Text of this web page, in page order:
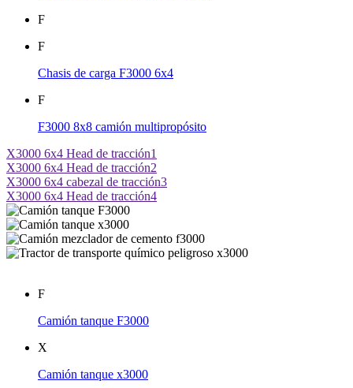
F
F
Chasis de carga F3000 6x4
F
F3000 8x8 camión multipropósito
X3000 6x4 Head de tracción1
X3000 6x4 Head de tracción2
X3000 6x4 cabezal de tracción3
X3000 6x4 Head de tracción4
F
Camión tanque F3000
X
Camión tanque x3000